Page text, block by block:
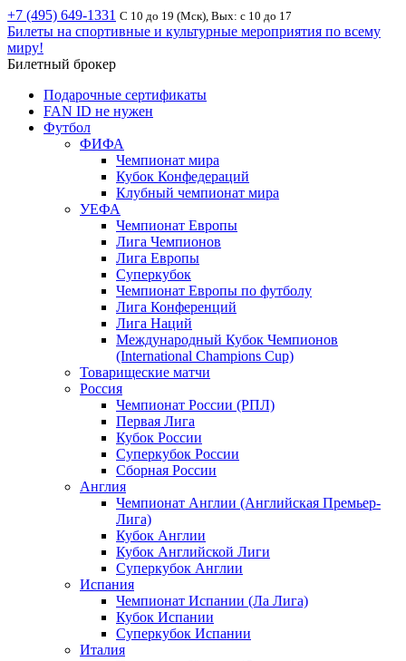
+7 (495) 649-1331 С 10 до 19 (Мск), Вых: с 10 до 17
Билеты на спортивные и культурные мероприятия по всему
миру!
Билетный брокер
Подарочные сертификаты
FAN ID не нужен
Футбол
ФИФА
Чемпионат мира
Кубок Конфедераций
Клубный чемпионат мира
УЕФА
Чемпионат Европы
Лига Чемпионов
Лига Европы
Суперкубок
Чемпионат Европы по футболу
Лига Конференций
Лига Наций
Международный Кубок Чемпионов
(International Champions Cup)
Товарищеские матчи
Россия
Чемпионат России (РПЛ)
Первая Лига
Кубок России
Суперкубок России
Сборная России
Англия
Чемпионат Англии (Английская Премьер-
Лига)
Кубок Англии
Кубок Английской Лиги
Суперкубок Англии
Испания
Чемпионат Испании (Ла Лига)
Кубок Испании
Суперкубок Испании
Италия